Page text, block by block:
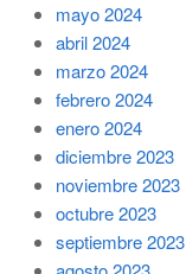
mayo 2024
abril 2024
marzo 2024
febrero 2024
enero 2024
diciembre 2023
noviembre 2023
octubre 2023
septiembre 2023